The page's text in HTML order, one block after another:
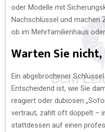
oder Modelle mit
Nachschlüssel und machen
ob im Mehrfamilienhaus
Warten Sie
Ein abgebrochener
Entscheidend ist, wie Sie
reagiert oder dubiosen
vertraut, zahlt oft doppelt –
stattdessen auf einen